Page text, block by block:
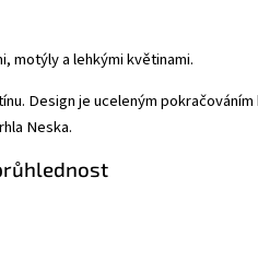
motýly a lehkými květinami.
Design je uceleným
Neska.